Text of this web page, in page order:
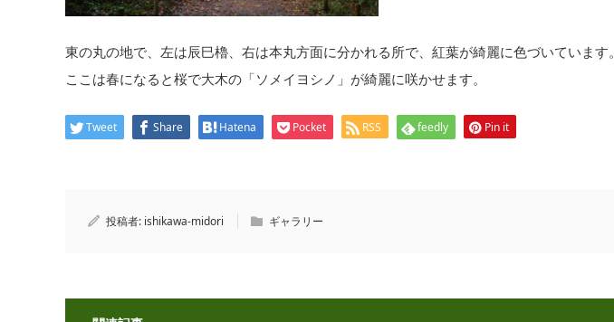
東の丸の地で、左は辰巳櫓、右は本丸方面に分かれる所で、紅葉が綺麗に色づいています。
ここは春になると桜で大木の「ソメイヨシノ」が綺麗に咲かせます。
Tweet Share Hatena Pocket RSS feedly Pin it
投稿者: ishikawa-midori ギャラリー